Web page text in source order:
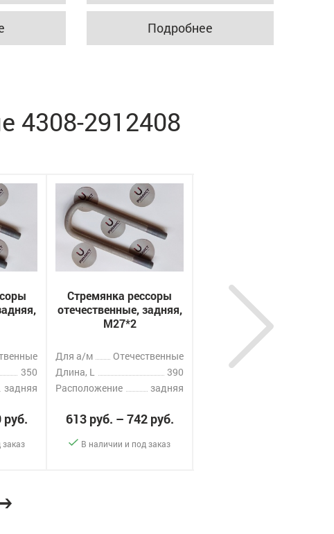
Подробнее
4308-2912408
350
задняя
руб.
Стремянка рессоры
отечественные, задняя,
M27*2
Для а/м
Отечественные
Длина, L
390
Расположение
задняя
613 руб. – 742 руб.
В наличии и под заказ
Стремянка рессоры
отечественные, задняя,
M30*2
Для а/м
Длина, L